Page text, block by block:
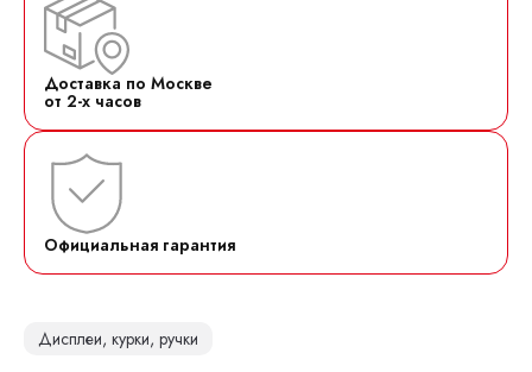
Доставка по Москве
от 2-х часов
Официальная гарантия
Дисплеи, курки, ручки